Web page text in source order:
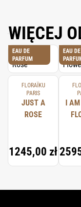
WIĘCEJ
EAU DE
PARFUM
FLORAÏKU
PARIS
JUST A
ROSE
1245,00 zł
EAU DE
I